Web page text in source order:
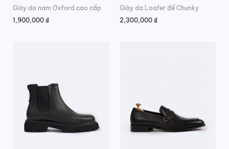
Giày da nam Oxford cao cấp
1,900,000 ₫
Giày da Loafer đế Chunky
2,300,000 ₫